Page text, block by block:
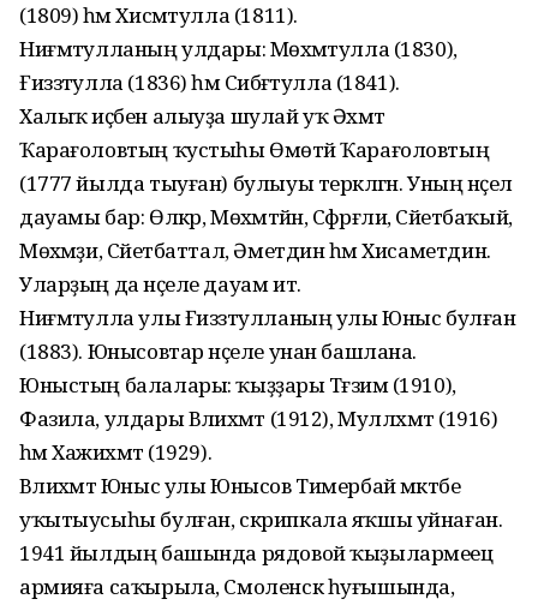
(1809) һәм Хисмәтулла (1811).
Ниғмәтулланың улдары: Мөхәмәтулла (1830),
Ғиззәтулла (1836) һәм Сибәғәтулла (1841).
Халыҡ иҫәбен алыуҙа шулай уҡ Әхмәт
Ҡарағоловтың ҡустыһы Өмөтәй Ҡарағоловтың
(1777 йылда тыуған) булыуы теркәлгән. Уның нәҫел
дауамы бар: Өлкәр, Мөхәмәтйән, Сәфәрғәли, Сәйетбаҡый,
Мөхәмәҙи, Сәйетбаттал, Әметдин һәм Хисаметдин.
Уларҙың да нәҫеле дауам итә.
Ниғмәтулла улы Ғиззәтулланың улы Юныс булған
(1883). Юнысовтар нәҫеле унан башлана.
Юныстың балалары: ҡыҙҙары Тәғзимә (1910),
Фазила, улдары Вәлиәхмәт (1912), Мулләхмәт (1916)
һәм Хажиәхмәт (1929).
Вәлиәхмәт Юныс улы Юнысов Тимербай мәктәбе
уҡытыусыһы булған, скрипкала яҡшы уйнаған.
1941 йылдың башында рядовой ҡыҙылармеец
армияға саҡырыла, Смоленск һуғышында,